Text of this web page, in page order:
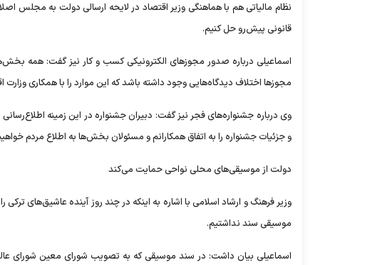
نظام مالیاتی هم با هماهنگی وزیر اقتصاد در لایحه ارسالی دولت به مجلس
قانونی پیش‌رو حل کنیم.
اسماعیلی درباره صدور مجوز‌های الکترونیکی کسب و کار نیز گفت: همه
مجوز‌ها اختلاف دیدگاه‌هایی وجود داشته باشد که این موارد را با همکاری وزارت
وی درباره جشنواره‌های فجر نیز گفت: دبیران جشنواره در این زمینه
و جزئیات جشنواره را به اتفاق همکارانم و مسئولان بخش‌ها به اطلاع مردم
دولت از موسیقی‌های محلی نواحی حمایت می‌کند
موسیقی سند نداشتیم.
اسماعیلی بیان داشت: در سند موسیقی که به تصویب شورای معین شورای